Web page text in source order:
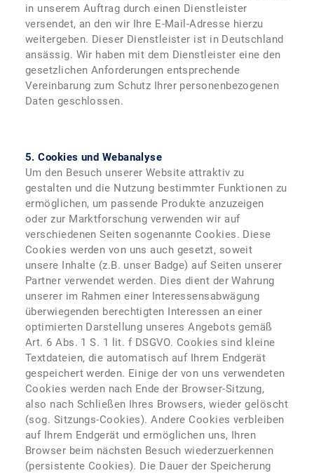
in unserem Auftrag durch einen Dienstleister
versendet, an den wir Ihre E-Mail-Adresse hierzu
weitergeben. Dieser Dienstleister ist in Deutschland
ansässig. Wir haben mit dem Dienstleister eine den
gesetzlichen Anforderungen entsprechende
Vereinbarung zum Schutz Ihrer personenbezogenen
Daten geschlossen.
5. Cookies und Webanalyse
Um den Besuch unserer Website attraktiv zu
gestalten und die Nutzung bestimmter Funktionen zu
ermöglichen, um passende Produkte anzuzeigen
oder zur Marktforschung verwenden wir auf
verschiedenen Seiten sogenannte Cookies. Diese
Cookies werden von uns auch gesetzt, soweit
unsere Inhalte (z.B. unser Badge) auf Seiten unserer
Partner verwendet werden. Dies dient der Wahrung
unserer im Rahmen einer Interessensabwägung
überwiegenden berechtigten Interessen an einer
optimierten Darstellung unseres Angebots gemäß
Art. 6 Abs. 1 S. 1 lit. f DSGVO. Cookies sind kleine
Textdateien, die automatisch auf Ihrem Endgerät
gespeichert werden. Einige der von uns verwendeten
Cookies werden nach Ende der Browser-Sitzung,
also nach Schließen Ihres Browsers, wieder gelöscht
(sog. Sitzungs-Cookies). Andere Cookies verbleiben
auf Ihrem Endgerät und ermöglichen uns, Ihren
Browser beim nächsten Besuch wiederzuerkennen
(persistente Cookies). Die Dauer der Speicherung